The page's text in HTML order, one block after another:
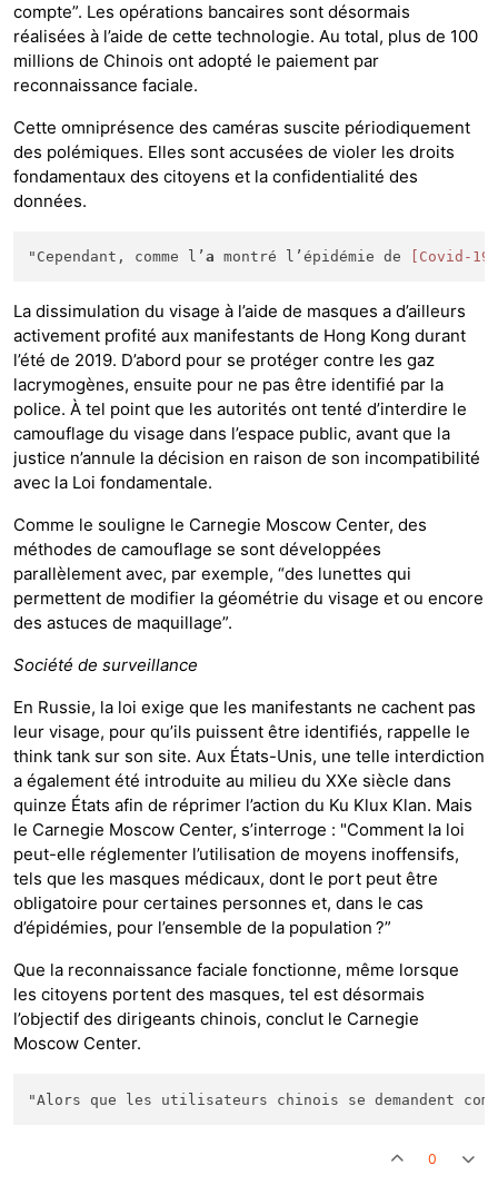
compte”. Les opérations bancaires sont désormais
réalisées à l’aide de cette technologie. Au total, plus de 100
millions de Chinois ont adopté le paiement par
reconnaissance faciale.
Cette omniprésence des caméras suscite périodiquement
des polémiques. Elles sont accusées de violer les droits
fondamentaux des citoyens et la confidentialité des
données.
"Cependant, comme l’a montré l’épidémie de [Covid-
La dissimulation du visage à l’aide de masques a d’ailleurs
activement profité aux manifestants de Hong Kong durant
l’été de 2019. D’abord pour se protéger contre les gaz
lacrymogènes, ensuite pour ne pas être identifié par la
police. À tel point que les autorités ont tenté d’interdire le
camouflage du visage dans l’espace public, avant que la
justice n’annule la décision en raison de son incompatibilité
avec la Loi fondamentale.
Comme le souligne le Carnegie Moscow Center, des
méthodes de camouflage se sont développées
parallèlement avec, par exemple, “des lunettes qui
permettent de modifier la géométrie du visage et ou encore
des astuces de maquillage”.
Société de surveillance
En Russie, la loi exige que les manifestants ne cachent pas
leur visage, pour qu’ils puissent être identifiés, rappelle le
think tank sur son site. Aux États-Unis, une telle interdiction
a également été introduite au milieu du XXe siècle dans
quinze États afin de réprimer l’action du Ku Klux Klan. Mais
le Carnegie Moscow Center, s’interroge : "Comment la loi
peut-elle réglementer l’utilisation de moyens inoffensifs,
tels que les masques médicaux, dont le port peut être
obligatoire pour certaines personnes et, dans le cas
d’épidémies, pour l’ensemble de la population ?”
Que la reconnaissance faciale fonctionne, même lorsque
les citoyens portent des masques, tel est désormais
l’objectif des dirigeants chinois, conclut le Carnegie
Moscow Center.
0